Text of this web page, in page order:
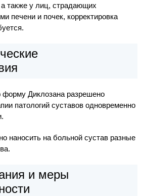
также у лиц, страдающих
печени и почек, корректировка
Диклозана разрешено
патологий суставов одновременно
наносить на больной сустав разные
и меры